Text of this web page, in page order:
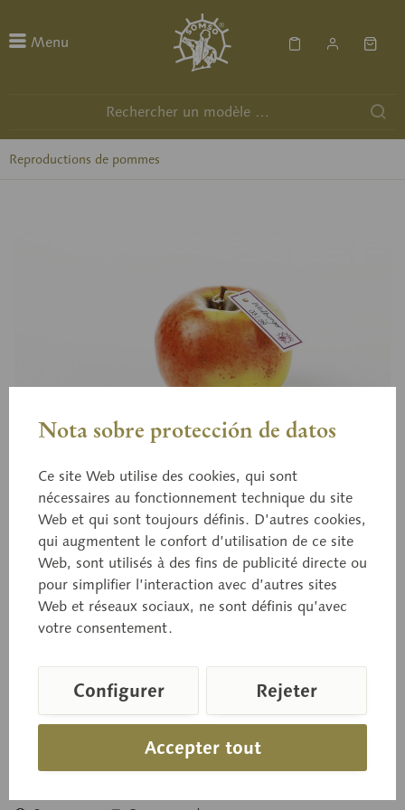
Menu
Reproductions de pommes
03/98
Weilburger (Reinette)
en papier maché, grandeur naturelle.
Prix sur demande
Délai de livraison sur demande
Panier de demande
Nota sobre protección de datos
Ce site Web utilise des cookies, qui sont
nécessaires au fonctionnement technique du site
Web et qui sont toujours définis. D’autres cookies,
qui augmentent le confort d’utilisation de ce site
Web, sont utilisés à des fins de publicité directe ou
pour simplifier l’interaction avec d’autres sites
Web et réseaux sociaux, ne sont définis qu’avec
votre consentement.
Accepter tout
Configurer Rejeter